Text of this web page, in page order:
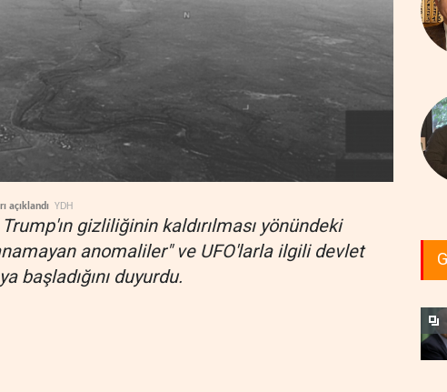
açıklandı YDH
gizliliğinin kaldırılması yönündeki
anomaliler" ve UFO'larla ilgili devlet
başladığını duyurdu.